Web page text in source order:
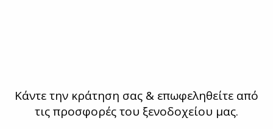
Κάντε την κράτηση σας & επωφεληθείτε από
τις προσφορές του ξενοδοχείου μας.